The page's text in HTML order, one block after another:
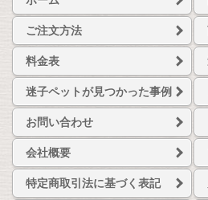
ご注文方法
料金表
迷子ペットが見つかった事例
お問い合わせ
会社概要
特定商取引法に基づく表記